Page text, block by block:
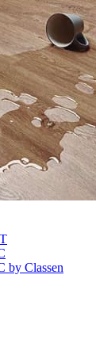
by Classen